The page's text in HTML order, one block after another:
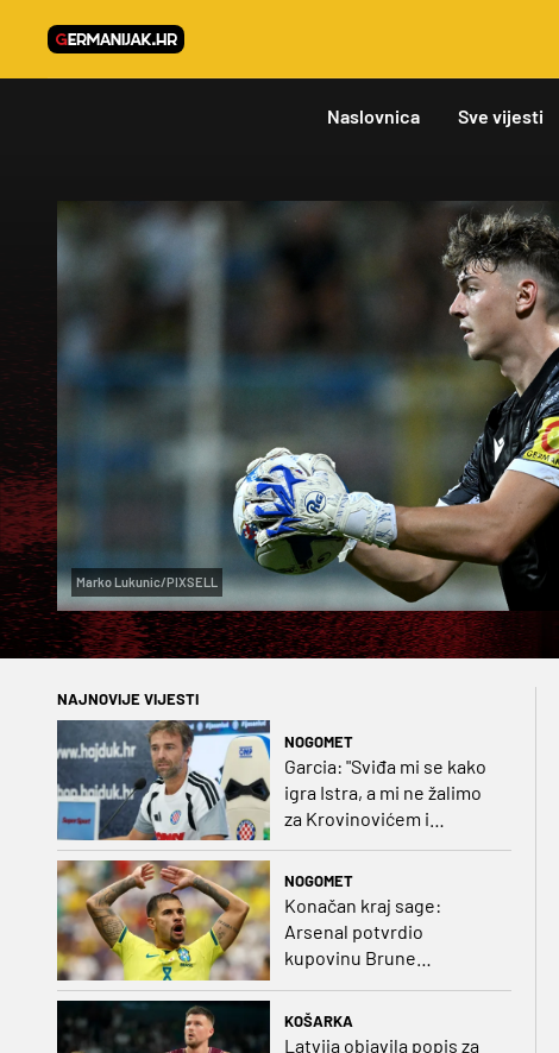
Naslovnica Sve vijesti
Marko Lukunic/PIXSELL
NAJNOVIJE VIJESTI
NOGOMET
Garcia: "Sviđa mi se kako
igra Istra, a mi ne žalimo
za Krovinovićem i
NOGOMET
Konačan kraj sage:
Arsenal potvrdio
kupovinu Brune
KOŠARKA
Latvija objavila popis za